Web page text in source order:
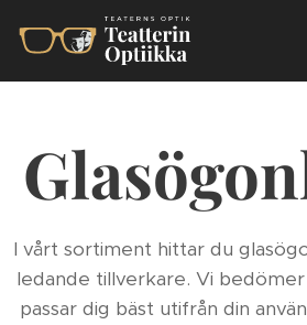
I vårt sortiment hittar du
ledande tillverkare. Vi
passar dig bäst utifrån din